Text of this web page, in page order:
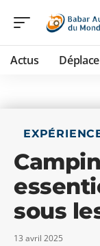
Actus
sous
13 avril 2025